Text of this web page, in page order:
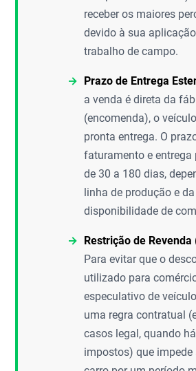
receber os maiores
devido à sua
trabalho de campo.
Prazo de Entrega
a venda é direta da
(encomenda), o
pronta entrega. O
faturamento e entrega
de 30 a 180 dias,
linha de produção e da
disponibilidade de
Restrição de
Para evitar que o
utilizado para
especulativo de
uma regra contratual
casos legal, quando
impostos) que impede